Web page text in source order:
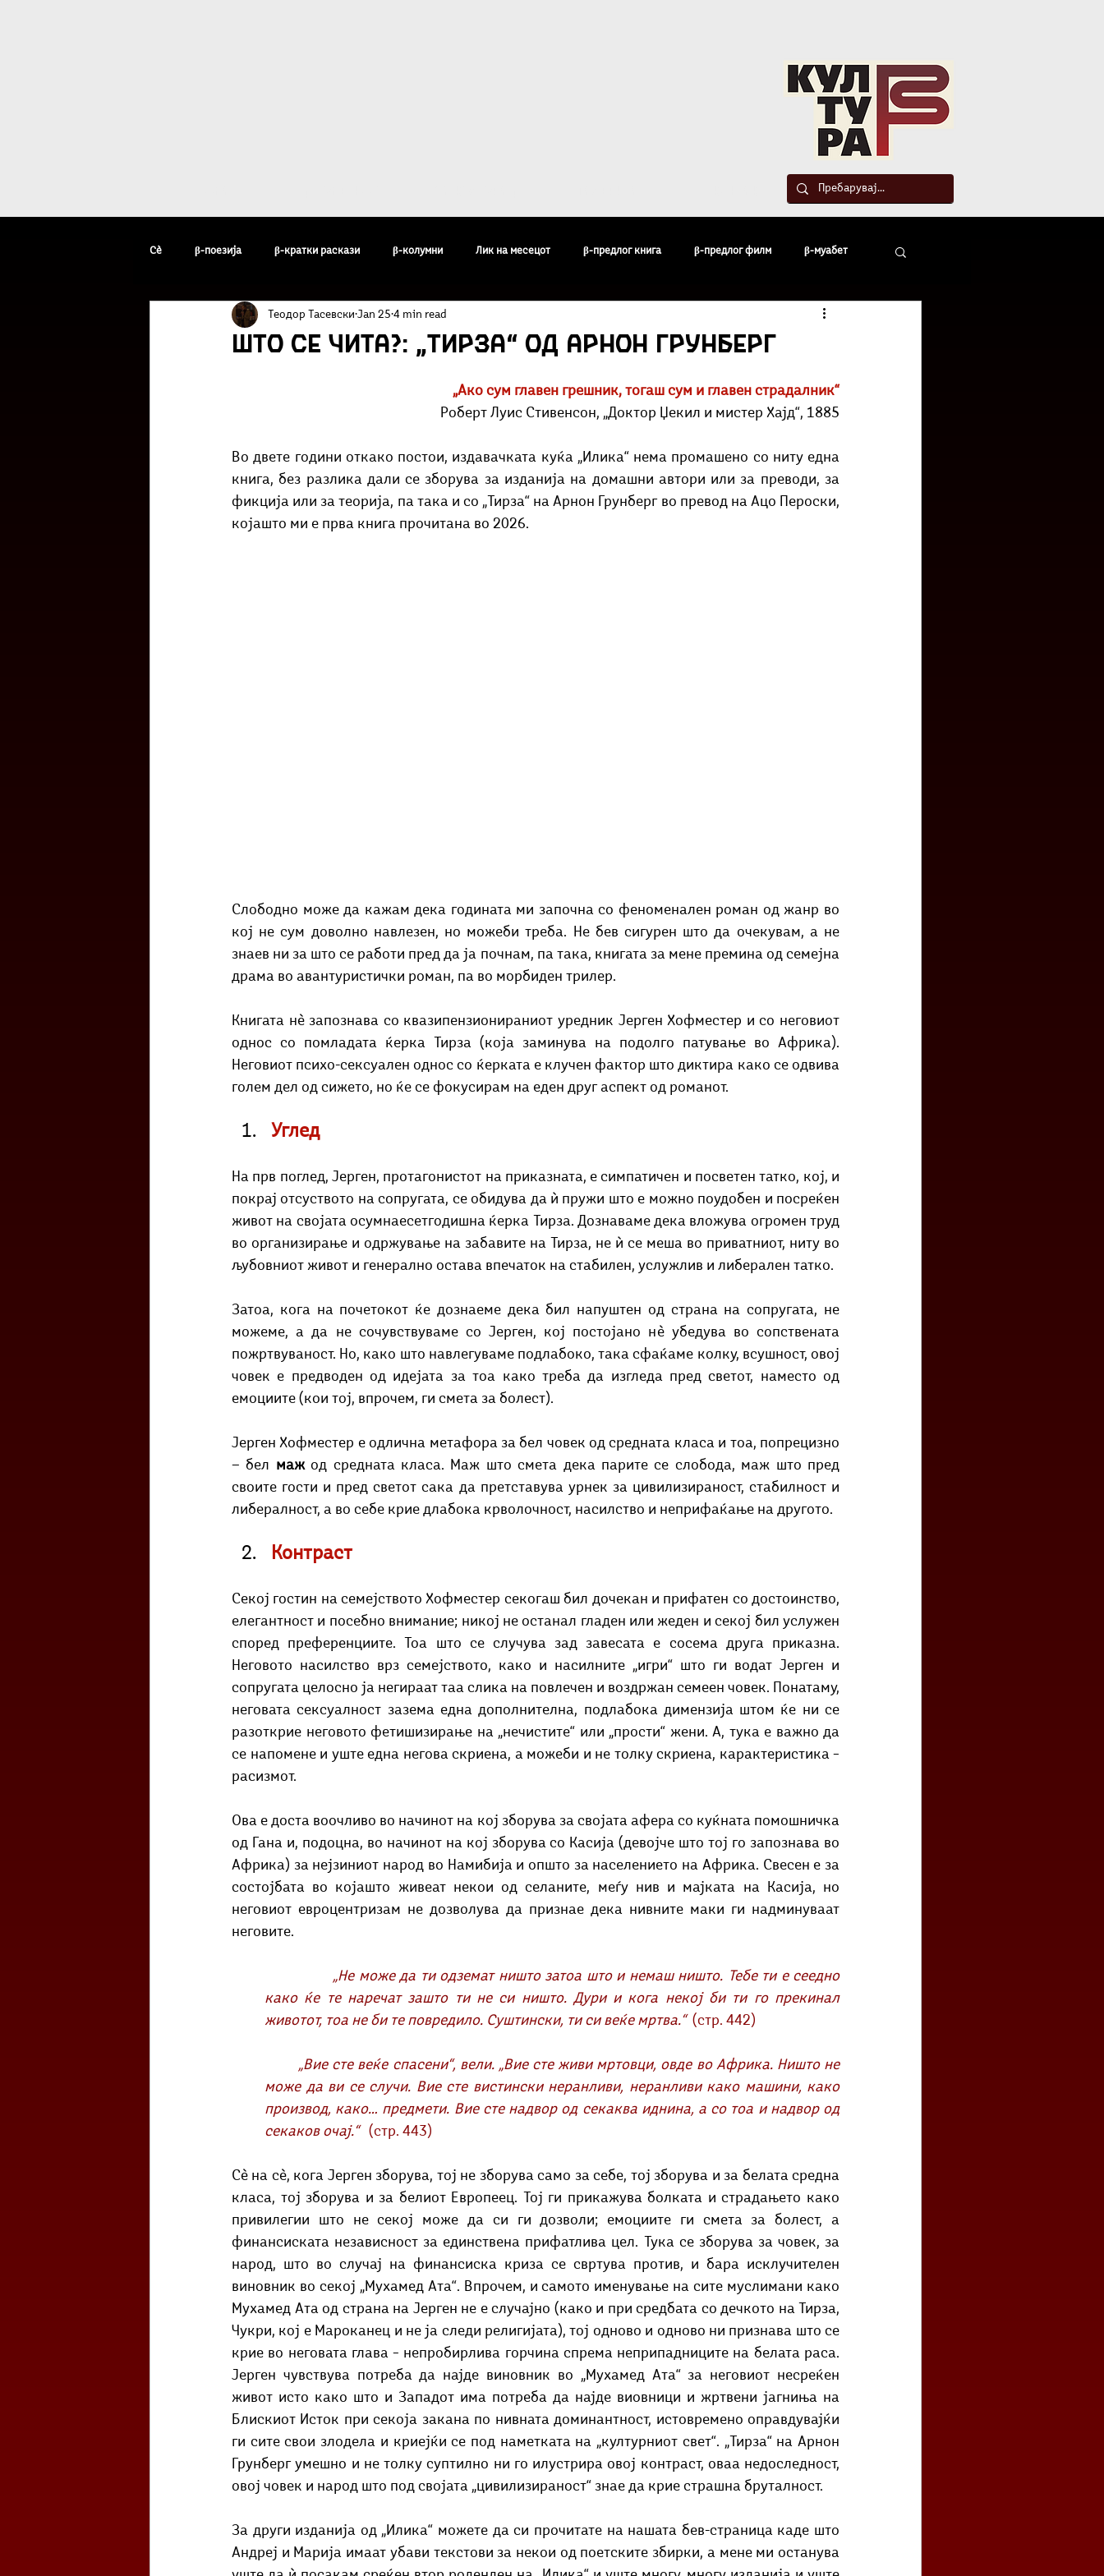
Сè β-поезија β-кратки раскази β-колумни Лик на месецот β-предлог книга β-предлог филм β-муабет
β-уметник на неделата β-фактопедија Бисери
Скопски поетски фестивал Бета-музеј
Што се чита?: „Тирза“ од Арнон Грунберг
Теодор Тасевски Jan 25 4 min read
„Ако сум главен грешник, тогаш сум и главен страдалник“
Роберт Луис Стивенсон, „Доктор Џекил и мистер Хајд“, 1885
Во двете години откако постои, издавачката куќа „Илика“ нема промашено со ниту една
книга, без разлика дали се зборува за изданија на домашни автори или за преводи, за
фикција или за теорија, па така и со „Тирза“ на Арнон Грунберг во превод на Ацо Пероски,
којашто ми е прва книга прочитана во 2026.
Слободно може да кажам дека годината ми започна со феноменален роман од жанр во
кој не сум доволно навлезен, но можеби треба. Не бев сигурен што да очекувам, а не
знаев ни за што се работи пред да ја почнам, па така, книгата за мене премина од семејна
драма во авантуристички роман, па во морбиден трилер.
Книгата нè запознава со квазипензионираниот уредник Јерген Хофместер и со неговиот
однос со помладата ќерка Тирза (која заминува на подолго патување во Африка).
Неговиот психо-сексуален однос со ќерката е клучен фактор што диктира како се одвива
голем дел од сижето, но ќе се фокусирам на еден друг аспект од романот.
Углед
На прв поглед, Јерген, протагонистот на приказната, е симпатичен и посветен татко, кој, и
покрај отсуството на сопругата, се обидува да ѝ пружи што е можно поудобен и посреќен
живот на својата осумнаесетгодишна ќерка Тирза. Дознаваме дека вложува огромен труд
во организирање и одржување на забавите на Тирза, не ѝ се меша во приватниот, ниту во
љубовниот живот и генерално остава впечаток на стабилен, услужлив и либерален татко.
Затоа, кога на почетокот ќе дознаеме дека бил напуштен од страна на сопругата, не
можеме, а да не сочувствуваме со Јерген, кој постојано нè убедува во сопствената
пожртвуваност. Но, како што навлегуваме подлабоко, така сфаќаме колку, всушност, овој
човек е предводен од идејата за тоа како треба да изгледа пред светот, наместо од
емоциите (кои тој, впрочем, ги смета за болест).
Јерген Хофместер е одлична метафора за бел човек од средната класа и тоа, попрецизно
— бел маж од средната класа. Маж што смета дека парите се слобода, маж што пред
своите гости и пред светот сака да претставува урнек за цивилизираност, стабилност и
либералност, а во себе крие длабока крволочност, насилство и неприфаќање на другото.
Контраст
Секој гостин на семејството Хофместер секогаш бил дочекан и прифатен со достоинство,
елегантност и посебно внимание; никој не останал гладен или жеден и секој бил услужен
според преференциите. Тоа што се случува зад завесата е сосема друга приказна.
Неговото насилство врз семејството, како и насилните „игри“ што ги водат Јерген и
сопругата целосно ја негираат таа слика на повлечен и воздржан семеен човек. Понатаму,
неговата сексуалност зазема една дополнителна, подлабока димензија штом ќе ни се
разоткрие неговото фетишизирање на „нечистите“ или „прости“ жени. А, тука е важно да
се напомене и уште една негова скриена, а можеби и не толку скриена, карактеристика –
расизмот.
Ова е доста воочливо во начинот на кој зборува за својата афера со куќната помошничка
од Гана и, подоцна, во начинот на кој зборува со Касија (девојче што тој го запознава во
Африка) за нејзиниот народ во Намибија и општо за населението на Африка. Свесен е за
состојбата во којашто живеат некои од селаните, меѓу нив и мајката на Касија, но
неговиот евроцентризам не дозволува да признае дека нивните маки ги надминуваат
неговите.
„Не може да ти одземат ништо затоа што и немаш ништо. Тебе ти е сеедно
како ќе те наречат зашто ти не си ништо. Дури и кога некој би ти го прекинал
животот, тоа не би те повредило. Суштински, ти си веќе мртва.“ (стр. 442)
може да ви се случи. Вие сте вистински неранливи, неранливи како машини, како
производ, како… предмети. Вие сте надвор од секаква иднина, а со тоа и надвор од
секаков очај.“ (стр. 443)
Сè на сè, кога Јерген зборува, тој не зборува само за себе, тој зборува и за белата средна
класа, тој зборува и за белиот Европеец. Тој ги прикажува болката и страдањето како
привилегии што не секој може да си ги дозволи; емоциите ги смета за болест, а
финансиската независност за единствена прифатлива цел. Тука се зборува за човек, за
народ, што во случај на финансиска криза се свртува против, и бара исклучителен
виновник во секој „Мухамед Ата“. Впрочем, и самото именување на сите муслимани како
Мухамед Ата од страна на Јерген не е случајно (како и при средбата со дечкото на Тирза,
Чукри, кој е Мароканец и не ја следи религијата), тој одново и одново ни признава што се
крие во неговата глава – непробирлива горчина спрема неприпадниците на белата раса.
Јерген чувствува потреба да најде виновник во „Мухамед Ата“ за неговиот несреќен
живот исто како што и Западот има потреба да најде виовници и жртвени јагниња на
Блискиот Исток при секоја закана по нивната доминантност, истовремено оправдувајќи
ги сите свои злодела и криејќи се под наметката на „културниот свет“. „Тирза“ на Арнон
Грунберг умешно и не толку суптилно ни го илустрира овој контраст, оваа недоследност,
овој човек и народ што под својата „цивилизираност“ знае да крие страшна бруталност.
За други изданија од „Илика“ можете да си прочитате на нашата бев-страница каде што
Андреј и Марија имаат убави текстови за некои од поетските збирки, а мене ми останува